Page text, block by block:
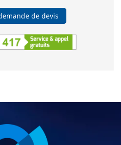
de devis